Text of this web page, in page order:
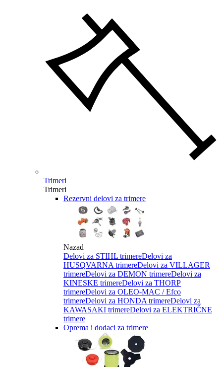
Trimeri
Trimeri
Rezervni delovi za trimere
Nazad
Delovi za STIHL trimereDelovi za
HUSQVARNA trimereDelovi za VILLAGER
trimereDelovi za DEMON trimereDelovi za
KINESKE trimereDelovi za THORP
trimereDelovi za OLEO-MAC / Efco
trimereDelovi za HONDA trimereDelovi za
KAWASAKI trimereDelovi za ELEKTRIČNE
trimere
Oprema i dodaci za trimere